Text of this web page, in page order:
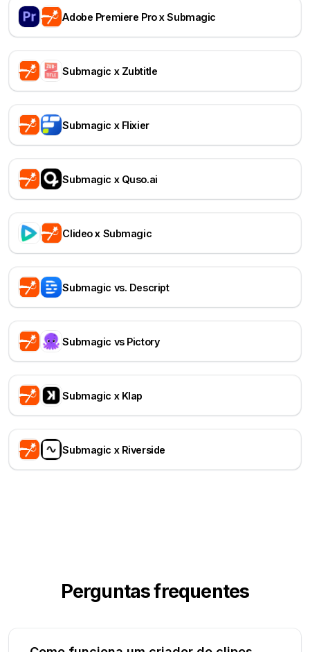
Adobe Premiere Pro x Submagic
Submagic x Zubtitle
Submagic x Flixier
Submagic x Quso.ai
Clideo x Submagic
Submagic vs. Descript
Submagic vs Pictory
Submagic x Klap
Submagic x Riverside
Perguntas frequentes